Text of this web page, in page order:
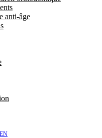
anti-âge
EN